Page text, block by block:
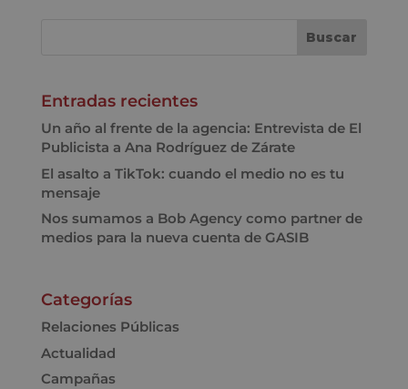
Entradas recientes
Un año al frente de la agencia: Entrevista de El
Publicista a Ana Rodríguez de Zárate
El asalto a TikTok: cuando el medio no es tu
mensaje
Nos sumamos a Bob Agency como partner de
medios para la nueva cuenta de GASIB
Categorías
Relaciones Públicas
Actualidad
Campañas